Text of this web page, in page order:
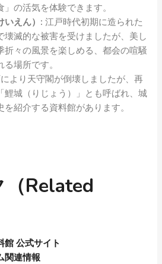
の活気を体験できます。
いえん）: 江戸時代初期に造られた
壊滅的な被害を受けましたが、美し
折々の風景を楽しめる、都会の喧騒
場所です。
より天守閣が倒壊しましたが、再
鯉城（りじょう）」とも呼ばれ、城
紹介する資料館があります。
（Related
館 公式サイト
関連情報